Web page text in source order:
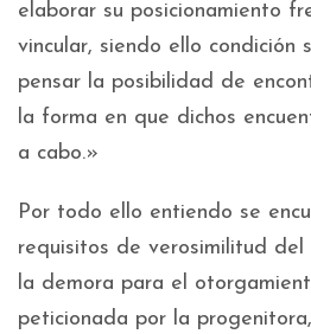
elaborar su posicionamiento
vincular, siendo ello condición
pensar la posibilidad de
la forma en que dichos
a cabo.»
Por todo ello entiendo se
requisitos de verosimilitud
la demora para el
peticionada por la